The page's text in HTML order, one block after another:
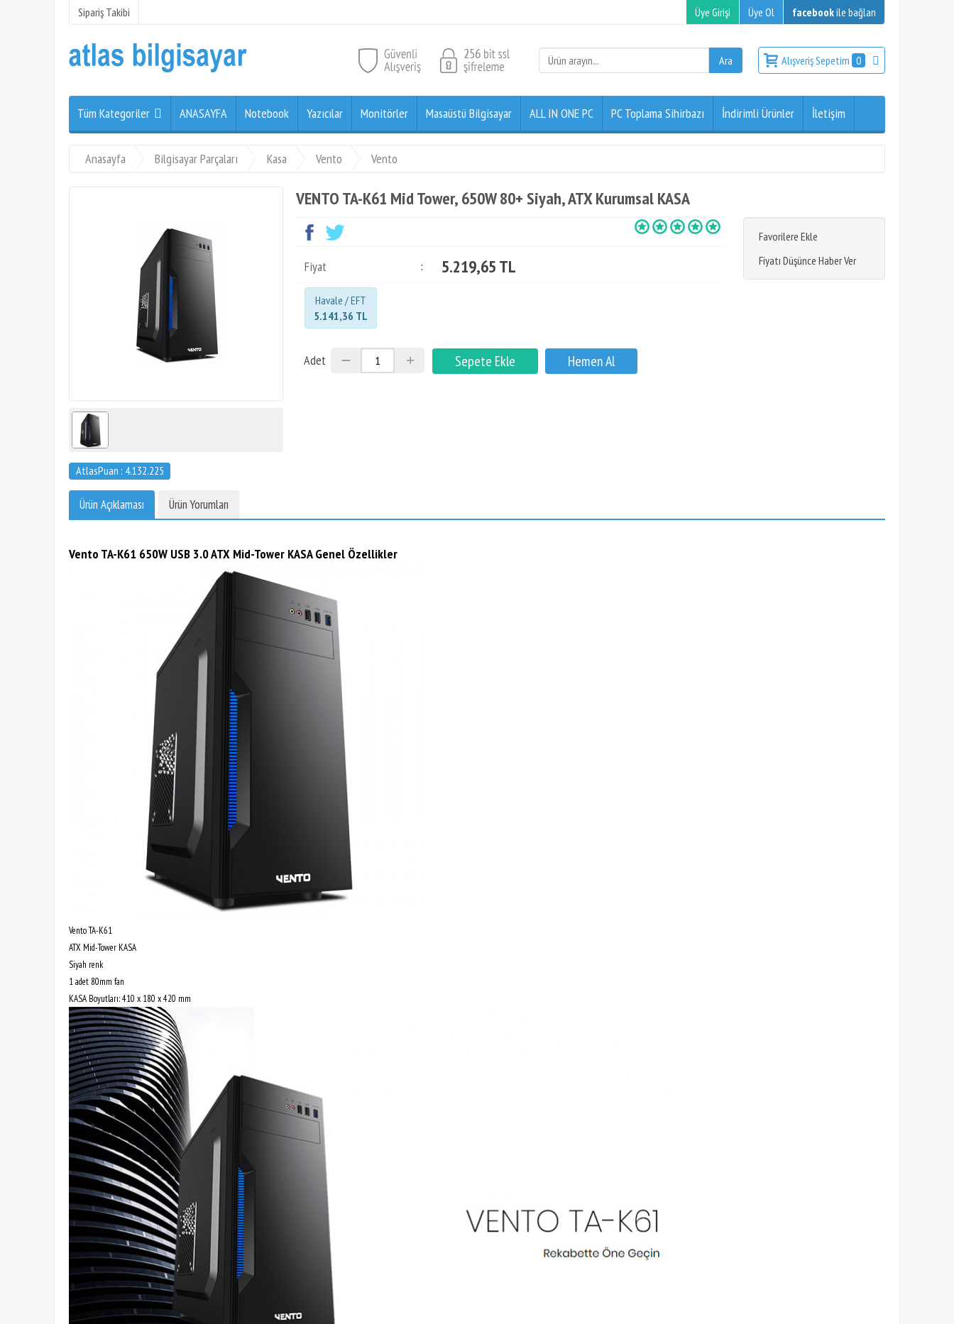
Sipariş Takibi Üye Girişi Üye Ol facebookile bağlan
Alışveriş Sepetim 0
Tüm Kategoriler ANASAYFA Notebook Yazıcılar Monitörler Masaüstü Bilgisayar ALL IN ONE PC PC Toplama Sihirbazı İndirimli Ürünler İletişim
Anasayfa Bilgisayar Parçaları Kasa Vento Vento
AtlasPuan : 4.132.225
VENTO TA-K61 Mid Tower, 650W 80+ Siyah, ATX Kurumsal KASA
Favorilere Ekle
Fiyatı Düşünce Haber Ver
Fiyat : 5.219,65 TL
Havale / EFT
5.141,36 TL
Adet
Ürün Açıklaması Ürün Yorumları
Vento TA-K61 650W USB 3.0 ATX Mid-Tower KASA Genel Özellikler
Vento TA-K61
ATX Mid-Tower KASA
Siyah renk
1 adet 80mm fan
KASA Boyutları: 410 x 180 x 420 mm